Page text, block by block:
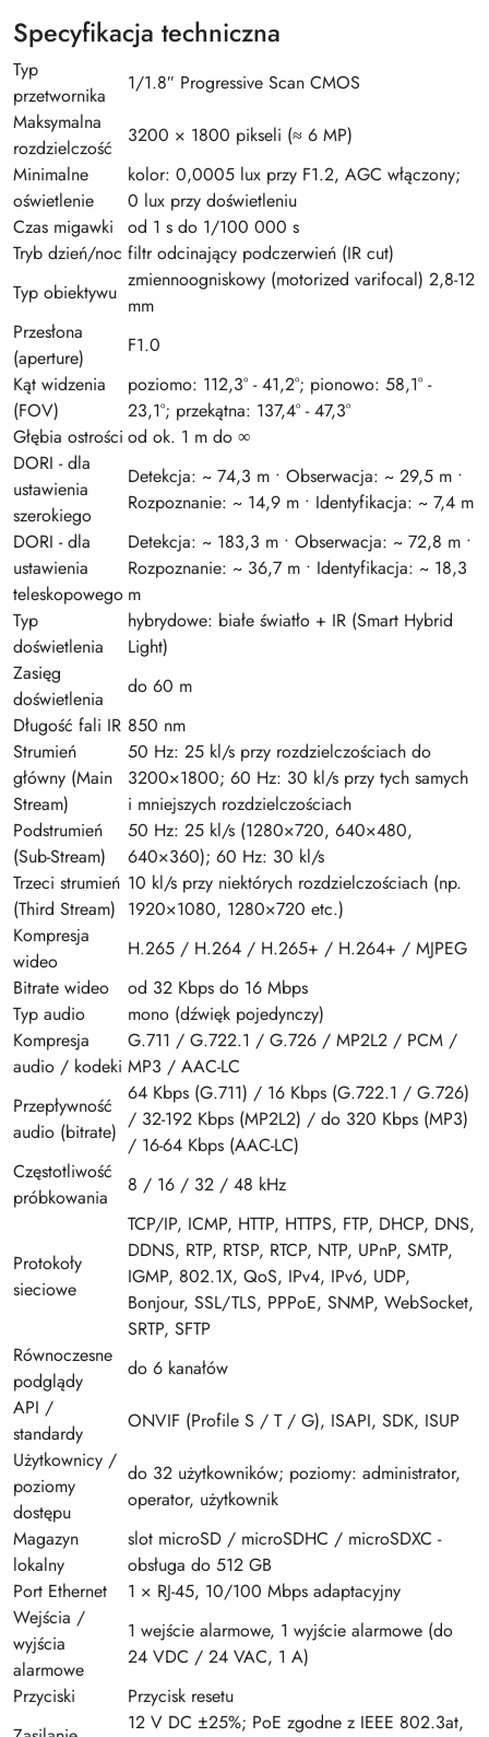
Specyfikacja techniczna
Typ
przetwornika
1/1.8″ Progressive Scan CMOS
Maksymalna
rozdzielczość
3200 × 1800 pikseli (≈ 6 MP)
Minimalne
oświetlenie
kolor: 0,0005 lux przy F1.2, AGC włączony;
0 lux przy doświetleniu
Czas migawki
od 1 s do 1/100 000 s
Tryb dzień/noc filtr odcinający podczerwień (IR cut)
Typ obiektywu
zmiennoogniskowy (motorized varifocal) 2,8-12
mm
Przesłona
(aperture)
F1.0
Kąt widzenia
(FOV)
poziomo: 112,3° - 41,2°; pionowo: 58,1° -
23,1°; przekątna: 137,4° - 47,3°
Głębia ostrości od ok. 1 m do ∞
DORI - dla
ustawienia
szerokiego
Detekcja: ~ 74,3 m • Obserwacja: ~ 29,5 m •
Rozpoznanie: ~ 14,9 m • Identyfikacja: ~ 7,4 m
DORI - dla
ustawienia
teleskopowego
Detekcja: ~ 183,3 m • Obserwacja: ~ 72,8 m •
Rozpoznanie: ~ 36,7 m • Identyfikacja: ~ 18,3
m
Typ
doświetlenia
hybrydowe: białe światło + IR (Smart Hybrid
Light)
Zasięg
doświetlenia
do 60 m
Długość fali IR 850 nm
Strumień
główny (Main
Stream)
50 Hz: 25 kl/s przy rozdzielczościach do
3200×1800; 60 Hz: 30 kl/s przy tych samych
i mniejszych rozdzielczościach
Podstrumień
(Sub-Stream)
50 Hz: 25 kl/s (1280×720, 640×480,
640×360); 60 Hz: 30 kl/s
Trzeci strumień
(Third Stream)
10 kl/s przy niektórych rozdzielczościach (np.
1920×1080, 1280×720 etc.)
Kompresja
wideo
H.265 / H.264 / H.265+ / H.264+ / MJPEG
Bitrate wideo
od 32 Kbps do 16 Mbps
Typ audio
mono (dźwięk pojedynczy)
Kompresja
audio / kodeki
G.711 / G.722.1 / G.726 / MP2L2 / PCM /
MP3 / AAC-LC
Przepływność
audio (bitrate)
64 Kbps (G.711) / 16 Kbps (G.722.1 / G.726)
/ 32-192 Kbps (MP2L2) / do 320 Kbps (MP3)
/ 16-64 Kbps (AAC-LC)
Częstotliwość
próbkowania
8 / 16 / 32 / 48 kHz
Protokoły
sieciowe
TCP/IP, ICMP, HTTP, HTTPS, FTP, DHCP, DNS,
DDNS, RTP, RTSP, RTCP, NTP, UPnP, SMTP,
IGMP, 802.1X, QoS, IPv4, IPv6, UDP,
Bonjour, SSL/TLS, PPPoE, SNMP, WebSocket,
SRTP, SFTP
Równoczesne
podglądy
do 6 kanałów
API /
standardy
ONVIF (Profile S / T / G), ISAPI, SDK, ISUP
Użytkownicy /
poziomy
dostępu
do 32 użytkowników; poziomy: administrator,
operator, użytkownik
Magazyn
lokalny
slot microSD / microSDHC / microSDXC -
obsługa do 512 GB
Port Ethernet
1 × RJ-45, 10/100 Mbps adaptacyjny
Wejścia /
wyjścia
alarmowe
1 wejście alarmowe, 1 wyjście alarmowe (do
24 VDC / 24 VAC, 1 A)
Przyciski
Przycisk resetu
12 V DC ±25%; PoE zgodne z IEEE 802.3at,